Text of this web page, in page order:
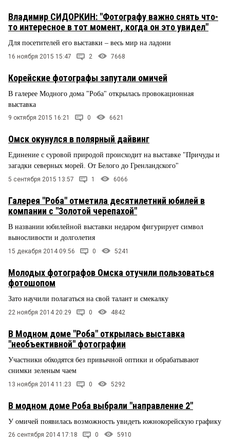
СТИЛЬ ЖИЗНИ
Владимир СИДОРКИН: "Фотографу важно снять что-
то интересное в тот момент, когда он это увидел"
Для посетителей его выставки – весь мир на ладони
16 ноября 2015 15:47 2 7668
Корейские фотографы запутали омичей
В галерее Модного дома "Роба" открылась провокационная
выставка
9 октября 2015 16:21 0 6621
Омск окунулся в полярный дайвинг
Единение с суровой природой происходит на выставке "Причуды и
загадки северных морей. От Белого до Гренландского"
5 сентября 2015 13:57 1 6066
Галерея "Роба" отметила десятилетний юбилей в
компании с "Золотой черепахой"
В названии юбилейной выставки недаром фигурирует символ
выносливости и долголетия
15 декабря 2014 09:56 0 5241
Молодых фотографов Омска отучили пользоваться
фотошопом
Зато научили полагаться на свой талант и смекалку
22 ноября 2014 20:29 0 4842
В Модном доме "Роба" открылась выставка
"необъективной" фотографии
Участники обходятся без привычной оптики и обрабатывают
снимки зеленым чаем
13 ноября 2014 11:23 0 5292
В модном доме Роба выбрали "направление 2"
У омичей появилась возможность увидеть южнокорейскую графику
26 сентября 2014 17:18 0 5910